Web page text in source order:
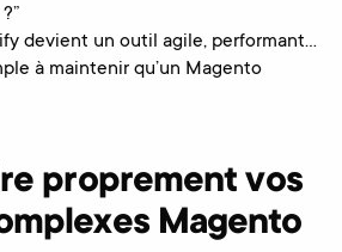
devient un outil agile, performant…
à maintenir qu’un Magento
proprement vos
Magento